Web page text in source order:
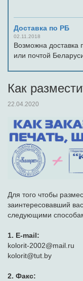
Доставка по РБ
02.11.2018
Возможна доставка
или почтой
Как
22.04.2020
Для того чтобы
заинтересовавший
следующими
1. E-mail:
kolorit-2002@mail.ru
kolorit@tut.by
2. Факс: